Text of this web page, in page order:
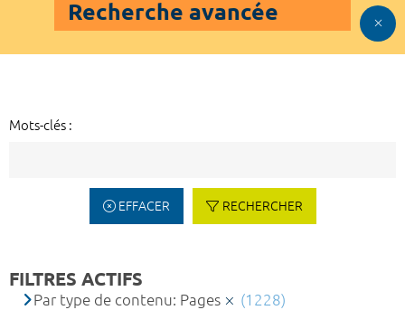
Recherche avancée
Mots-clés :
EFFACER RECHERCHER
FILTRES ACTIFS
Par type de contenu: Pages (1228)